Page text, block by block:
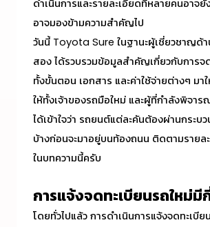
ดำเนินการและรายละเอียดที่หลายคนอาจยั
อาจมองข้ามความสำคัญไป
วันนี้ Toyota Sure ในฐานะผู้เชี่ยวชาญด้
สอง ได้รวบรวมข้อมูลสำคัญเกี่ยวกับการจ
ทั้งขั้นตอน เอกสาร และค่าใช้จ่ายต่างๆ มา
ให้ทั้งเจ้าของรถมือใหม่ และผู้ที่กำลังพิจา
ได้เข้าใจว่า รถยนต์แต่ละคันต้องผ่านกระบว
บ้างก่อนจะมาอยู่บนท้องถนน ติดตามรายล
ในบทความนี้ครับ
การแจ้งจดทะเบียนรถใหม่มี
โดยทั่วไปแล้ว การดำเนินการแจ้งจดทะเบีย